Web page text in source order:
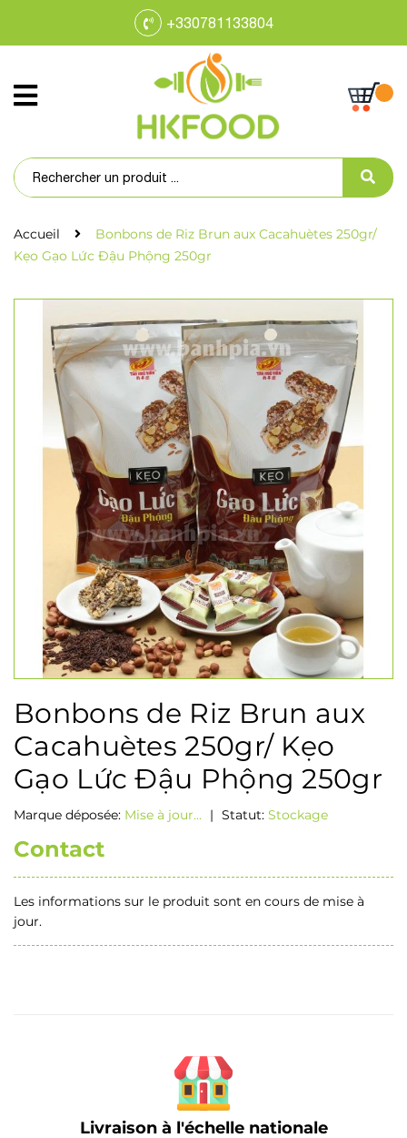
+330781133804
Accueil
Bonbons de Riz Brun aux Cacahuètes 250gr/
Kẹo Gạo Lức Đậu Phộng 250gr
Bonbons de Riz Brun aux
Cacahuètes 250gr/ Kẹo
Gạo Lức Đậu Phộng 250gr
Marque déposée: Mise à jour... | Statut: Stockage
Contact
Les informations sur le produit sont en cours de mise à
jour.
Livraison à l'échelle nationale